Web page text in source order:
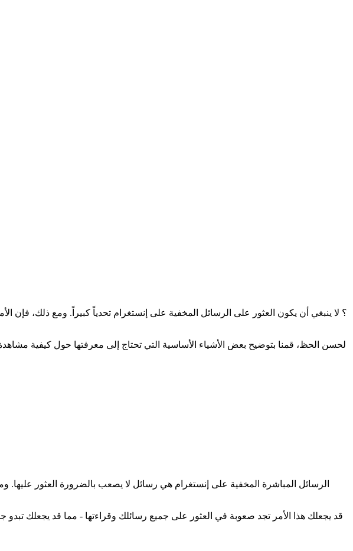
لحسن الحظ، قمنا بتوضيح بعض الأشياء الأساسية التي تحتاج إلى معرفتها حول كيفية
الرسائل المباشرة المخفية على إنستغرام هي رسائل لا يصعب بالضرورة العثور عليها.
قد يجعلك هذا الأمر تجد صعوبة في العثور على جميع رسائلك وقراءتها - مما قد يجعلك تبدو